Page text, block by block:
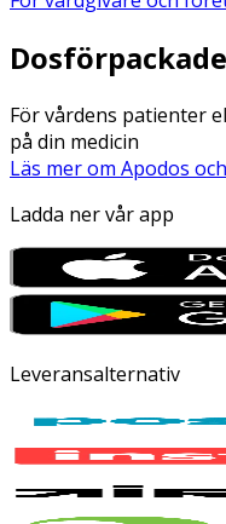
För vårdens patienter
på din medicin
Läs mer om Apodos
Ladda ner vår app
Leveransalternativ